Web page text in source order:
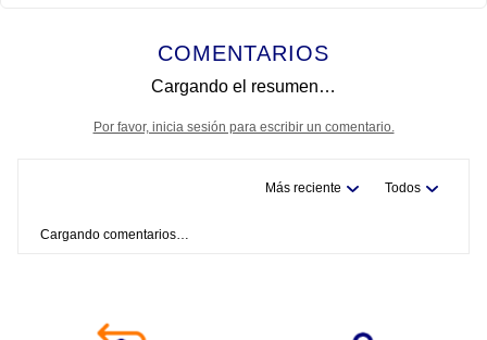
COMENTARIOS
Cargando el resumen…
Por favor, inicia sesión para escribir un comentario.
Más reciente Todos
Cargando comentarios…